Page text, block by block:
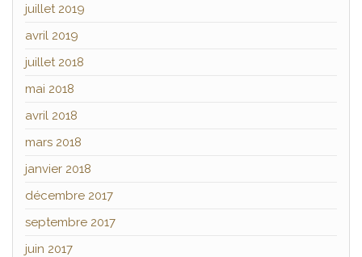
juillet 2019
avril 2019
juillet 2018
mai 2018
avril 2018
mars 2018
janvier 2018
décembre 2017
septembre 2017
juin 2017